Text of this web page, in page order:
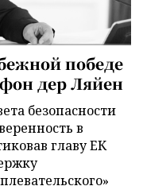
победе
дер Ляйен
безопасности
в
главу ЕК